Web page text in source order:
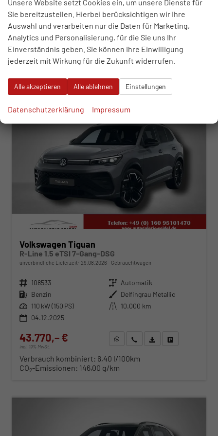
Leistung 110 kW (150 PS) Kilometerstand 6.617 km
04.12.2025
43.770,– €
incl. 19% MwSt.
WhatsApp anfragen
Wir rufen Sie anFahrzeugexposé (PDF)
Fahrzeug parken
Verbrauch kombiniert:6,40 l/100km
ab 445,– € mtl.
Volkswagen Tiguan
R-Line 1.5 eTSI 7-Gang-DSG
unverbindliche Lieferzeit: 29.08.2026 Gebrauchtwagen
Fahrzeugnr. 108533 Getriebe Automatik
Kraftstoff Benzin Außenfarbe Delfingrau Metallic
Leistung 110 kW (150 PS) Kilometerstand 10.000 km
04.12.2025
43.770,– €
incl. 19% MwSt.
WhatsApp anfragen
Wir rufen Sie anFahrzeugexposé (PDF)
Verbrauch kombiniert: 6,40 l/100km
CO2-Emissionen: 146,00 g/km
Unsere Website setzt Cookies ein, um unsere Dienste für
Sie bereitzustellen. Hierbei berücksichtigen wir Ihre
Auswahl und verarbeiten nur die Daten für Marketing,
Analytics und Personalisierung, für die Sie uns Ihr
Einverständnis geben. Sie können Ihre Einwilligung
jederzeit mit Wirkung für die Zukunft widerrufen.
Alle akzeptieren Alle ablehnen Einstellungen
Datenschutzerklärung Impressum